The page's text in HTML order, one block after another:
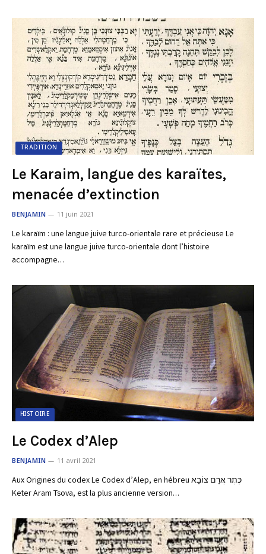
TRADITION
Le Karaim, langue des karaïtes,
menacée d’extinction
BENJAMIN 11 juin 2021
Le karaïm : une langue juive turco-orientale rare et précieuse Le
karaïm est une langue juive turco-orientale dont l’histoire
accompagne…
HISTOIRE
Le Codex d’Alep
BENJAMIN 11 avril 2021
Aux Origines du codex Le Codex d’Alep, en hébreu כֶּתֶר אֲרָם צוֹבָא
Keter Aram Tsova, est la plus ancienne version…